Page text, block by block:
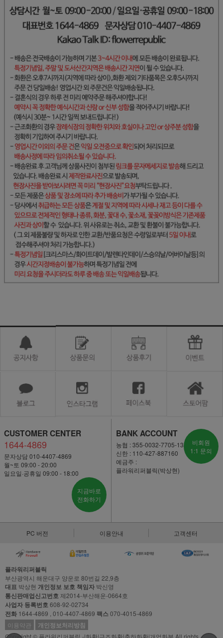
CUSTOMER CENTER
1644-4869
문자상담 010-4407-4869
월~토 09:00 - 20:00
일요일·공휴일 09:00 - 18:00
지금바로
전화하기
BANK ACCOUNT
농협 : 355-0032-7705-13
신한 : 110-427-887160
예금주 :
플라워리퍼블릭(박상현)
비회원
1:1 문의
PC 버전 이용안내 고객센터
플라워리퍼블릭
부산광역시 해운대구 양운로 80번길 22,9층
대표 박상현 개인정보 보호 책임자 박신영
통신판매업신고번호제2014-부산해운-0664호
사업자 등록번호608-92-02734
전화 1644-4869 , 010-4407-4869 팩스070-4015-4869
이용약관
개인정보처리방침
Copyright © 플라워리퍼블릭 -|화환|근조화환|축하화환|개업화분 All rights